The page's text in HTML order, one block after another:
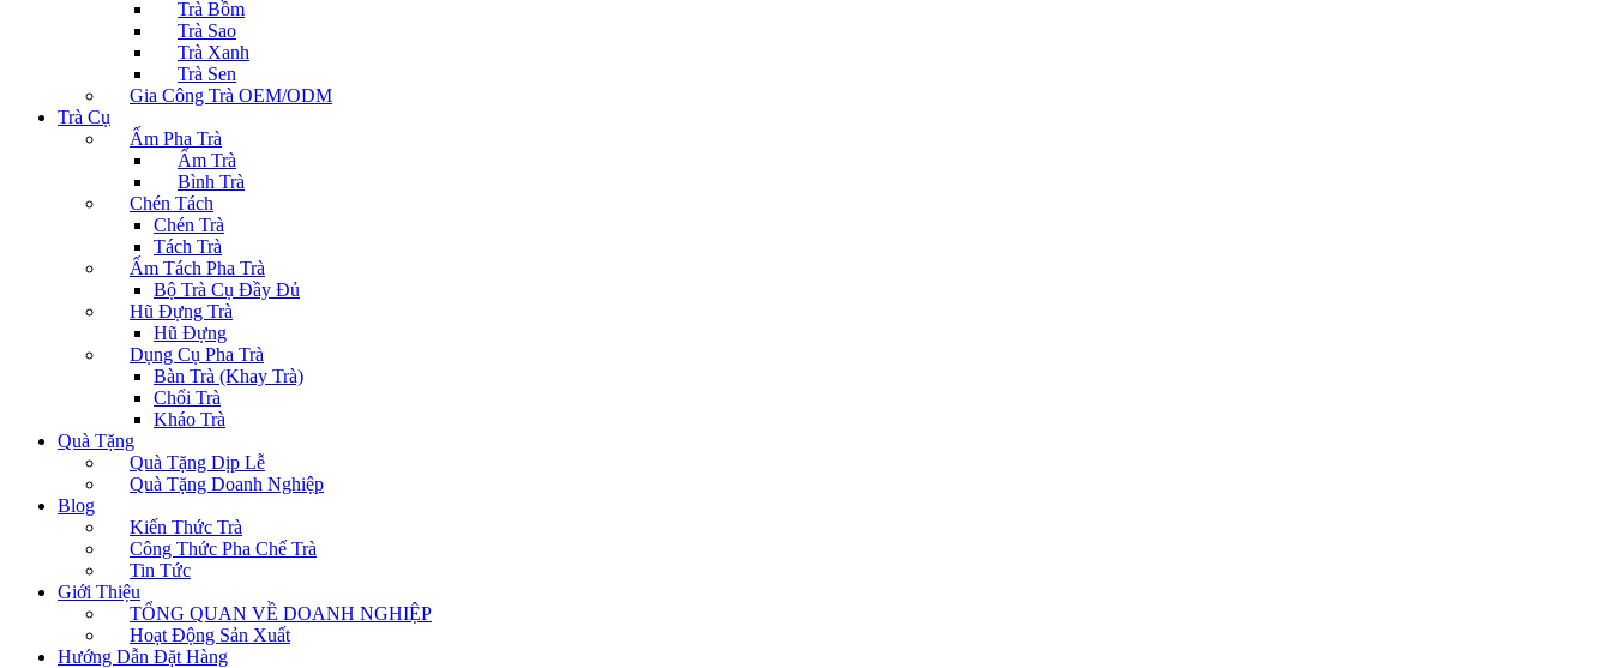
Trà Bồm
Trà Sao
Trà Xanh
Trà Sen
Gia Công Trà OEM/ODM
Trà Cụ
Ấm Pha Trà
Ấm Trà
Bình Trà
Chén Tách
Chén Trà
Tách Trà
Ấm Tách Pha Trà
Bộ Trà Cụ Đầy Đủ
Hũ Đựng Trà
Hũ Đựng
Dụng Cụ Pha Trà
Bàn Trà (Khay Trà)
Chổi Trà
Kháo Trà
Quà Tặng
Quà Tặng Dịp Lễ
Quà Tặng Doanh Nghiệp
Blog
Kiến Thức Trà
Công Thức Pha Chế Trà
Tin Tức
Giới Thiệu
TỔNG QUAN VỀ DOANH NGHIỆP
Hoạt Động Sản Xuất
Hướng Dẫn Đặt Hàng